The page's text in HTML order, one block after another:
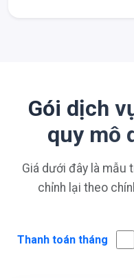
Gói dịch
quy mô
Giá dưới đây là mẫu
chỉnh lại theo
Thanh toán tháng